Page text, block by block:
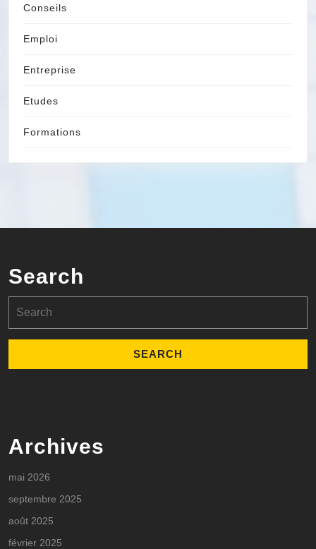
Conseils
Emploi
Entreprise
Etudes
Formations
Search
for:
Archives
mai 2026
septembre 2025
août 2025
février 2025